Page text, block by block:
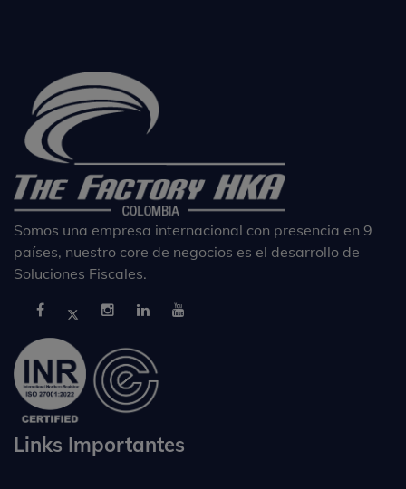
Somos una empresa internacional con presencia en 9
países, nuestro core de negocios es el desarrollo de
Soluciones Fiscales.
Links Importantes